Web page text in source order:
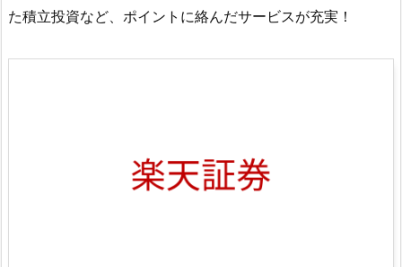
た積立投資など、ポイントに絡んだサービスが充実！